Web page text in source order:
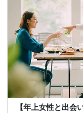
【年上女性と出会